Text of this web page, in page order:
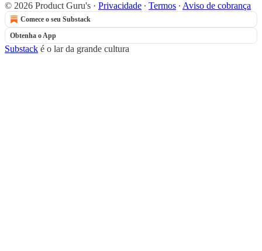
© 2026 Product Guru's · Privacidade ∙ Termos ∙ Aviso de cobrança
Comece o seu Substack
Obtenha o App
Substack é o lar da grande cultura